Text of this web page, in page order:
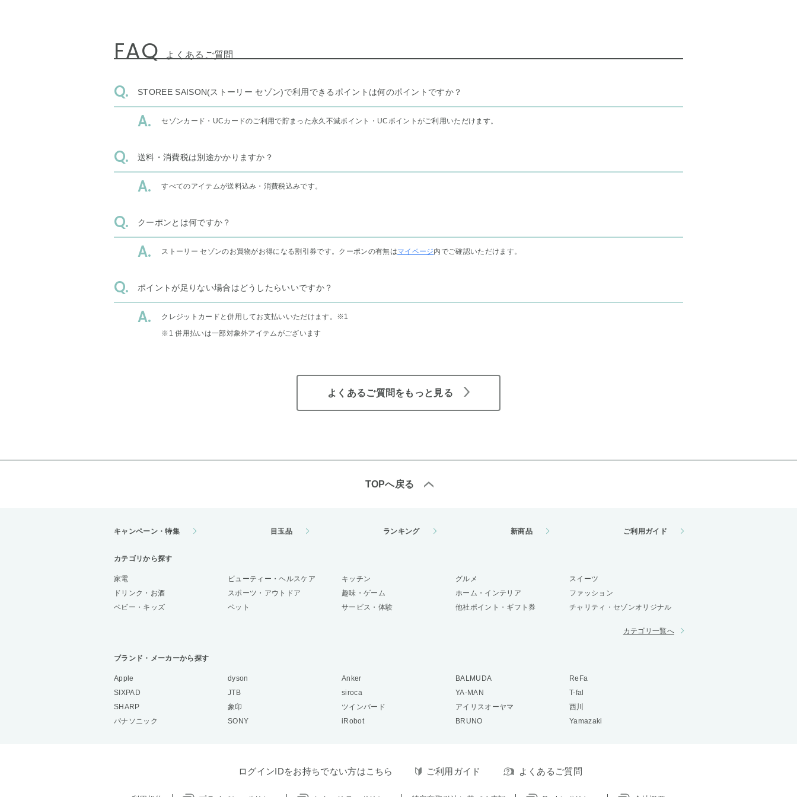
FAQ よくあるご質問
STOREE SAISON(ストーリー セゾン)で利用できるポイントは何のポイントですか？
セゾンカード・UCカードのご利用で貯まった永久不滅ポイント・UCポイントがご利用いただけます。
送料・消費税は別途かかりますか？
すべてのアイテムが送料込み・消費税込みです。
クーポンとは何ですか？
ストーリー セゾンのお買物がお得になる割引券です。クーポンの有無はマイページ内でご確認いただけます。
ポイントが足りない場合はどうしたらいいですか？
クレジットカードと併用してお支払いいただけます。 ※1
※1 併用払いは一部対象外アイテムがございます
よくあるご質問をもっと見る
TOPへ戻る
キャンペーン・特集 目玉品 ランキング 新商品 ご利用ガイド
カテゴリから探す
家電 ビューティー・ヘルスケア キッチン グルメ
スイーツ
ドリンク・お酒
スポーツ・アウトドア 趣味・ゲーム ホーム・インテリア
ファッション
ベビー・キッズ
ペット サービス・体験 他社ポイント・ギフト券 チャリティ・セゾンオリジナル
カテゴリ一覧へ
ブランド・メーカーから探す
Apple dyson Anker BALMUDA
ReFa
SIXPAD
JTB siroca YA-MAN
T-fal
SHARP
象印 ツインバード アイリスオーヤマ
西川
パナソニック
SONY iRobot BRUNO Yamazaki
ログインIDをお持ちでない方はこちら ご利用ガイド よくあるご質問